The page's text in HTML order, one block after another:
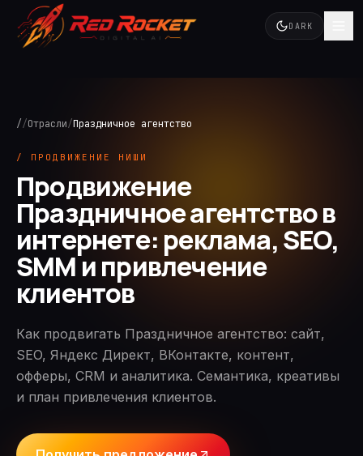
DARK
//Отрасли/Праздничное агентство
/ ПРОДВИЖЕНИЕ НИШИ
Продвижение
Праздничное агентство в
интернете: реклама, SEO,
SMM и привлечение
клиентов
Как продвигать Праздничное агентство: сайт,
SEO, Яндекс Директ, ВКонтакте, контент,
офферы, CRM и аналитика. Семантика, креативы
и план привлечения клиентов.